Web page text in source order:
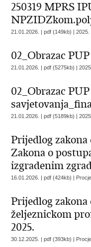
250319 MPRS
21.01.2026. | pdf (149kb) |2025.
02_Obrazac
21.01.2026. | pdf (5275kb) |2025.
02_Obrazac
21.01.2026. | pdf (5189kb) |2025.
Prijedlog
Zakona o
izgradenim
16.01.2026. | pdf (424kb) |
Prijedlog
željeznickom
2025.
30.12.2025. | pdf (393kb) |